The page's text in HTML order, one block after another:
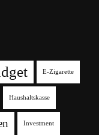
E-Zigarette
Haushaltskasse
Investment